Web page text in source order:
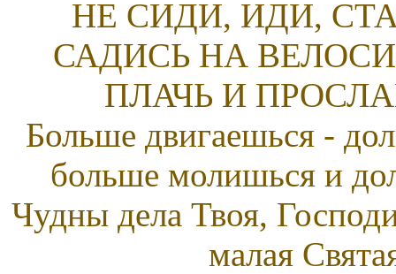
НЕ СИДИ, ИДИ,
САДИСЬ НА
ПЛАЧЬ И
Больше двигаешься -
больше молишься и
Чудны дела Твоя,
малая